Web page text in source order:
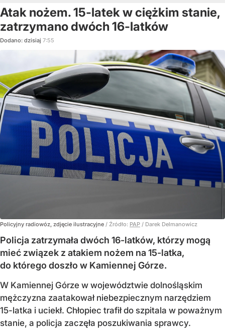
Atak nożem. 15-latek w ciężkim stanie,
zatrzymano dwóch 16-latków
Dodano: dzisiaj 7:55
Policyjny radiowóz, zdjęcie ilustracyjne / Źródło: PAP / Darek Delmanowicz
Policja zatrzymała dwóch 16-latków, którzy mogą
mieć związek z atakiem nożem na 15-latka,
do którego doszło w Kamiennej Górze.
W Kamiennej Górze w województwie dolnośląskim
mężczyzna zaatakował niebezpiecznym narzędziem
15-latka i uciekł. Chłopiec trafił do szpitala w poważnym
stanie, a policja zaczęła poszukiwania sprawcy.